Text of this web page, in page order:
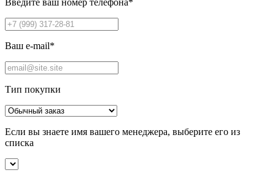
Ваш e-mail*
Тип покупки
Если вы знаете имя вашего менеджера, выберите его из
списка